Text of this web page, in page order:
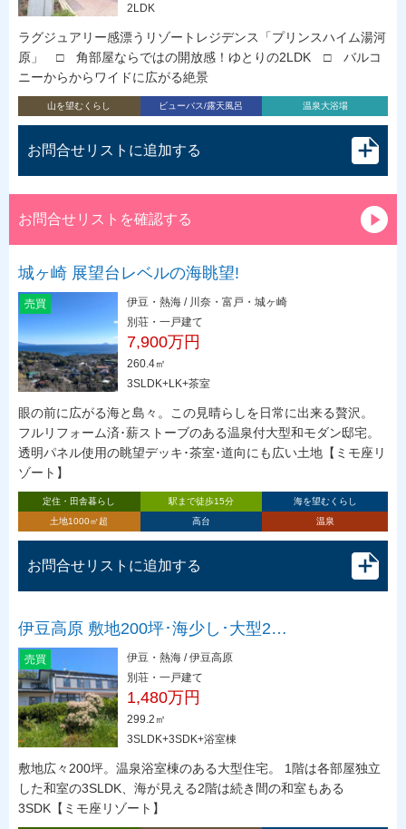
2LDK
ラグジュアリー感漂うリゾートレジデンス「プリンスハイム湯河
原」 □ 角部屋ならではの開放感！ゆとりの2LDK □ バルコ
ニーからからワイドに広がる絶景
山を望むくらし ビューバス/露天風呂 温泉大浴場
お問合せリストに追加する
お問合せリストを確認する
城ヶ崎 展望台レベルの海眺望!
売買
伊豆・熱海 / 川奈・富戸・城ヶ崎
別荘・一戸建て
7,900万円
260.4㎡
3SLDK+LK+茶室
眼の前に広がる海と島々。この見晴らしを日常に出来る贅沢。
フルリフォーム済･薪ストーブのある温泉付大型和モダン邸宅。
透明パネル使用の眺望デッキ･茶室･道向にも広い土地【ミモ座リ
ゾート】
定住・田舎暮らし 駅まで徒歩15分
海を望むくらし
土地1000㎡超
高台 温泉
お問合せリストに追加する
伊豆高原 敷地200坪･海少し･大型2…
売買
伊豆・熱海 / 伊豆高原
別荘・一戸建て
1,480万円
299.2㎡
3SLDK+3SDK+浴室棟
敷地広々200坪。温泉浴室棟のある大型住宅。 1階は各部屋独立
した和室の3SLDK、海が見える2階は続き間の和室もある
3SDK【ミモ座リゾート】